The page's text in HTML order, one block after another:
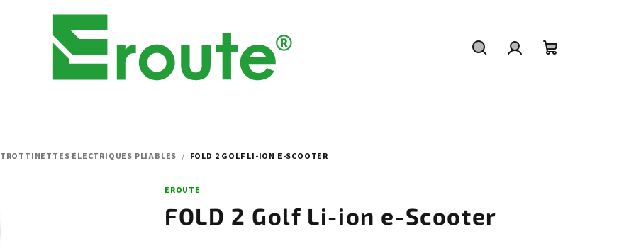
TROTTINETTES ÉLECTRIQUES PLIABLES / FOLD 2 GOLF LI-ION E-SCOOTER
EROUTE
FOLD 2 Golf Li-ion e-Scooter